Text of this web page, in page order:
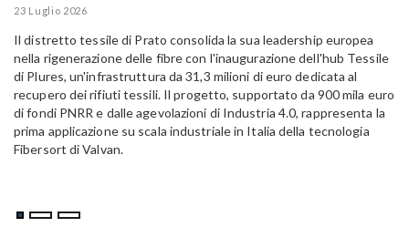
23 Luglio 2026
Il distretto tessile di Prato consolida la sua leadership europea
nella rigenerazione delle fibre con l'inaugurazione dell'hub Tessile
di Plures, un'infrastruttura da 31,3 milioni di euro dedicata al
recupero dei rifiuti tessili. Il progetto, supportato da 900 mila euro
di fondi PNRR e dalle agevolazioni di Industria 4.0, rappresenta la
prima applicazione su scala industriale in Italia della tecnologia
Fibersort di Valvan.